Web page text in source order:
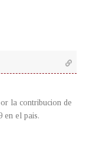
la contribucion de
en el pais.